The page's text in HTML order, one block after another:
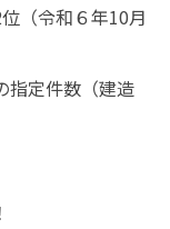
（令和６年10月
指定件数（建造